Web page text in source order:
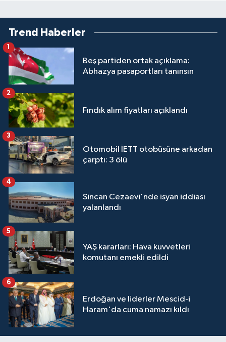
Trend Haberler
Beş partiden ortak açıklama:
Abhazya pasaportları tanınsın
Fındık alım fiyatları açıklandı
2
Otomobil İETT otobüsüne arkadan
çarptı: 3 ölü
3
Sincan Cezaevi'nde isyan iddiası
yalanlandı
4
YAŞ kararları: Hava kuvvetleri
komutanı emekli edildi
5
Erdoğan ve liderler Mescid-i
Haram'da cuma namazı kıldı
6